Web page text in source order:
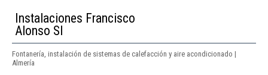
Instalaciones Francisco
Alonso Sl
Fontanería, instalación de sistemas de calefacción y aire acondicionado |
Almería